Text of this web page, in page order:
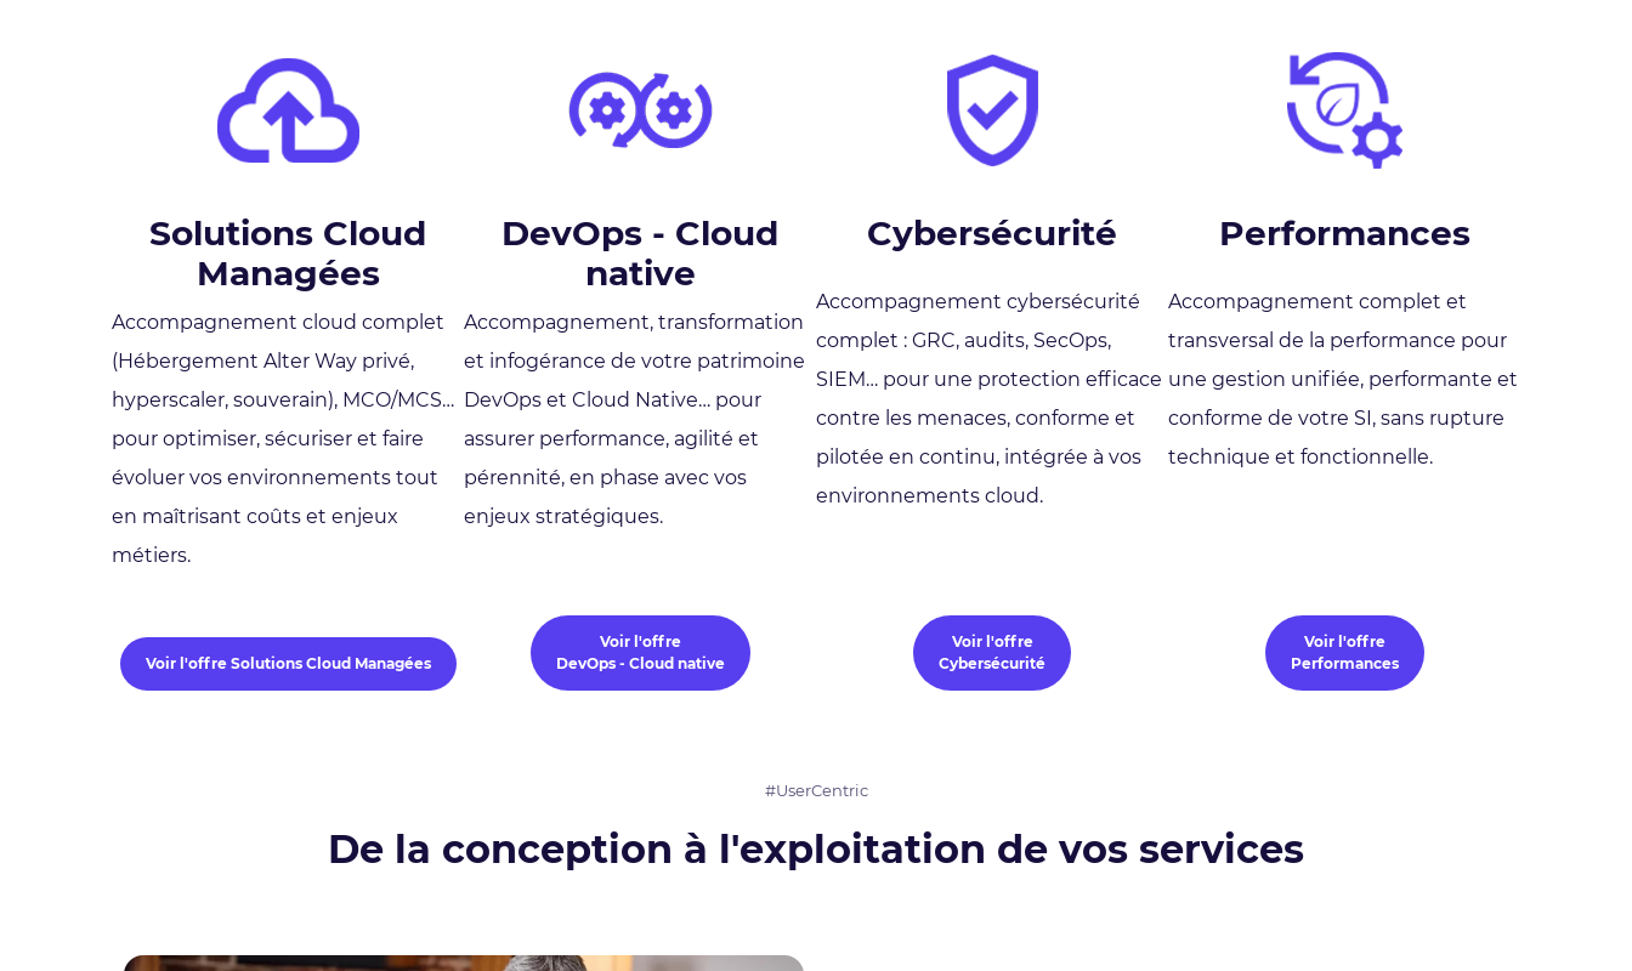
Solutions Cloud
Managées
Accompagnement cloud complet
(Hébergement Alter Way privé,
hyperscaler, souverain), MCO/MCS…
pour optimiser, sécuriser et faire
évoluer vos environnements tout
en maîtrisant coûts et enjeux
métiers.
Voir l'offre Solutions Cloud Managées
DevOps - Cloud
native
Accompagnement, transformation
et infogérance de votre patrimoine
DevOps et Cloud Native… pour
assurer performance, agilité et
pérennité, en phase avec vos
enjeux stratégiques.
Voir l'offre
DevOps - Cloud native
Cybersécurité
Accompagnement cybersécurité
complet : GRC, audits, SecOps,
SIEM… pour une protection efficace
contre les menaces, conforme et
pilotée en continu, intégrée à vos
environnements cloud.
Voir l'offre
Cybersécurité
Performances
Accompagnement complet et
transversal de la performance pour
une gestion unifiée, performante et
conforme de votre SI, sans rupture
technique et fonctionnelle.
Voir l'offre
Performances
#UserCentric
De la conception à l'exploitation de vos services